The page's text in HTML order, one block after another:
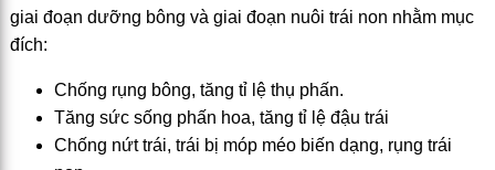
giai đoạn dưỡng bông và giai đoạn nuôi trái non nhằm mục
đích:
Chống rụng bông, tăng tỉ lệ thụ phấn.
Tăng sức sống phấn hoa, tăng tỉ lệ đậu trái
Chống nứt trái, trái bị móp méo biến dạng, rụng trái